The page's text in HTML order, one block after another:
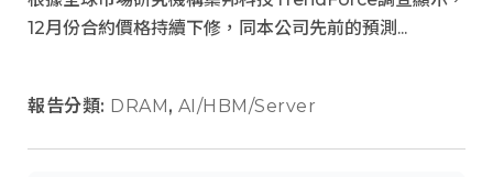
12月份合約價格持續下修，同本公司先前的預測...
報告分類: DRAM, AI/HBM/Server